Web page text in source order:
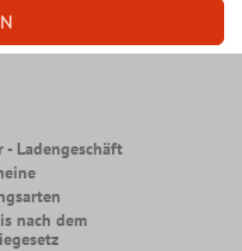
- Ladengeschäft
nach dem